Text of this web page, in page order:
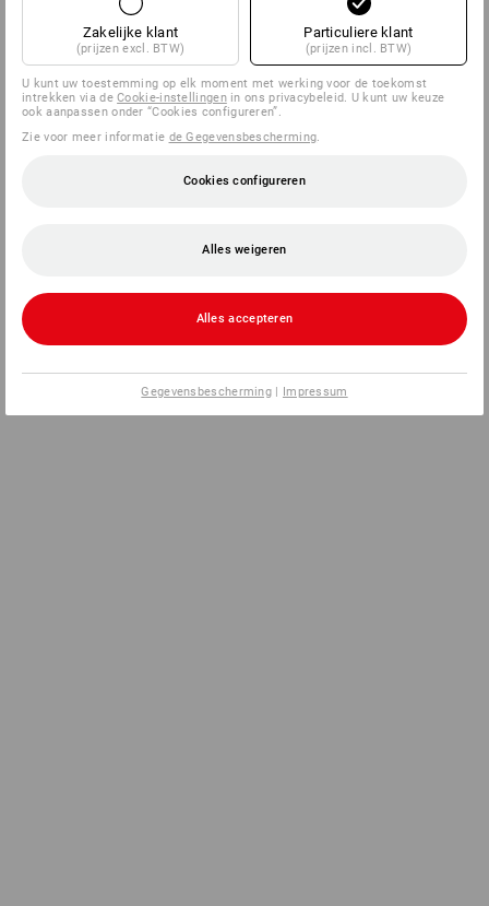
Zakelijke klant
(prijzen excl. BTW)
Particuliere klant
(prijzen incl. BTW)
U kunt uw toestemming op elk moment met werking voor de toekomst
intrekken via deCookie-instellingenin ons privacybeleid. U kunt uw keuze
ook aanpassen onder “Cookies configureren”.
Zie voor meer informatie de Gegevensbescherming
Cookies configureren
Alles weigeren
Alles accepteren
Gegevensbescherming | Impressum